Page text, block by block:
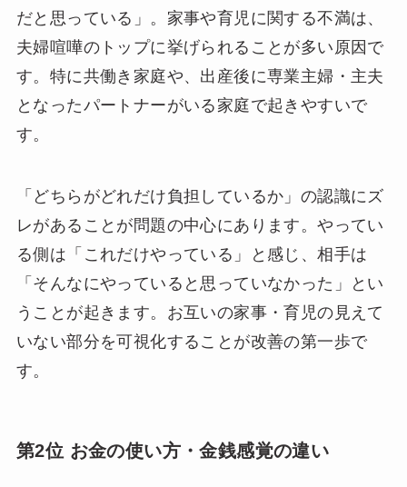
だと思っている」。家事や育児に関する不満は、
夫婦喧嘩のトップに挙げられることが多い原因で
す。特に共働き家庭や、出産後に専業主婦・主夫
となったパートナーがいる家庭で起きやすいで
す。
「どちらがどれだけ負担しているか」の認識にズ
レがあることが問題の中心にあります。やってい
る側は「これだけやっている」と感じ、相手は
「そんなにやっていると思っていなかった」とい
うことが起きます。お互いの家事・育児の見えて
いない部分を可視化することが改善の第一歩で
す。
第2位 お金の使い方・金銭感覚の違い